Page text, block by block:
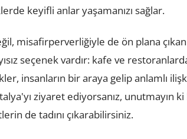
keyifli anlar yaşamanızı sağlar.
misafirperverliğiyle de ön plana
seçenek vardır: kafe ve
insanların bir araya gelip anlamlı
ziyaret ediyorsanız, unutmayın
de tadını çıkarabilirsiniz.